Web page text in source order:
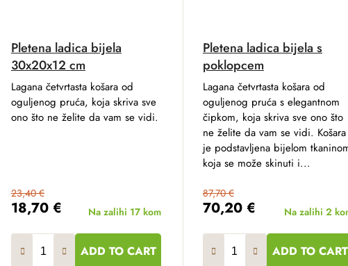
Pletena ladica bijela
30x20x12 cm
18,70 €
23,40 €
Na zalihi 17 kom
ADD TO CART
Lagana četvrtasta košara od
oguljenog pruća, koja skriva sve
ono što ne želite da vam se vidi.
Pletena ladica bijela s
poklopcem
70,20 €
87,70 €
Na zalihi 2
ADD TO CART
Lagana četvrtasta košara od
oguljenog pruća s elegantnom
čipkom, koja skriva sve ono što
ne želite da vam se vidi. Košara
je podstavljena bijelom
koja se može skinuti i...